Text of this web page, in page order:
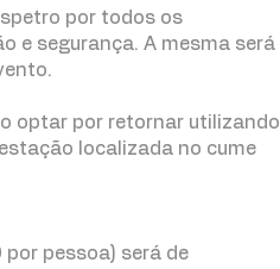
por todos os
e segurança. A mesma será
optar por retornar utilizando
localizada no cume
pessoa) será de